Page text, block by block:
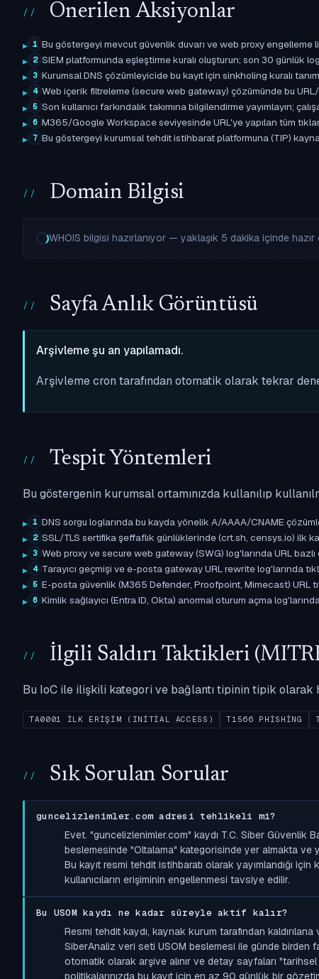
Önerilen Aksiyonlar
1 Bu göstergeyi mevcut güvenlik duvarı ve web proxy
2 SIEM platformunda eşleştirme kuralı oluşturun; son 30 günlük
3 Kurumsal DNS çözümleyicide bu kayıt için sinkholing kuralı
4 Web içerik filtreleme (secure web gateway) çözümünde bu
5 Son kullanıcı farkındalık takımına bilgilendirme yayımlayın;
6 M365/Google Workspace seviyesinde URL'ye yapılan tüm
7 Bu göstergeyi kurumsal tehdit istihbarat platformuna (TIP)
Domain Bilgisi
WHOIS bilgisi hazırlanıyor — yaklaşık 5 dakika içinde
Sayfa Anlık Görüntüsü
Arşivleme şu an yapılamadı.
Arşivleme cron tarafından otomatik olarak tekrar
Tespit Yöntemleri
Bu göstergenin kurumsal ortamınızda kullanılıp
1 DNS sorgu loglarında bu kayda yönelik A/AAAA/CNAME
2 SSL/TLS sertifika şeffaflık günlüklerinde (crt.sh, censys.io) ilk
3 Web proxy ve secure web gateway (SWG) log'larında URL bazlı
4 Tarayıcı geçmişi ve e-posta gateway URL rewrite log'larında
5 E-posta güvenlik (M365 Defender, Proofpoint, Mimecast) URL
6 Kimlik sağlayıcı (Entra ID, Okta) anormal oturum açma
İlgili Saldırı Taktikleri
Bu IoC ile ilişkili kategori ve bağlantı tipinin tipik olarak
TA0001 İLK ERIŞIM (INITIAL ACCESS) T1566 PHISHING
Sık Sorulan Sorular
guncelizlenimler.com adresi tehlikeli mi?
Evet. "guncelizlenimler.com" kaydı T.C. Siber Güvenlik
beslemesinde "Oltalama" kategorisinde yer almakta ve
Bu kayıt resmi tehdit istihbaratı olarak yayımlandığı
kullanıcıların erişiminin engellenmesi tavsiye edilir.
Bu USOM kaydı ne kadar süreyle aktif kalır?
Resmi tehdit kaydı, kaynak kurum tarafından
SiberAnaliz veri seti USOM beslemesi ile günde birden
otomatik olarak arşive alınır ve detay sayfaları
politikalarınızda bu kayıt için en az 90 günlük bir